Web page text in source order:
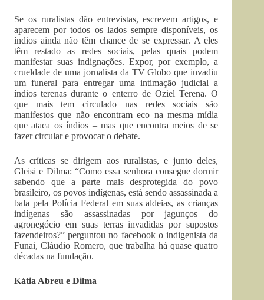
Se os ruralistas dão entrevistas, escrevem artigos, e
aparecem por todos os lados sempre disponíveis, os
índios ainda não têm chance de se expressar. A eles
têm restado as redes sociais, pelas quais podem
manifestar suas indignações. Expor, por exemplo, a
crueldade de uma jornalista da TV Globo que invadiu
um funeral para entregar uma intimação judicial a
índios terenas durante o enterro de Oziel Terena. O
que mais tem circulado nas redes sociais são
manifestos que não encontram eco na mesma mídia
que ataca os índios – mas que encontra meios de se
fazer circular e provocar o debate.
As críticas se dirigem aos ruralistas, e junto deles,
Gleisi e Dilma: “Como essa senhora consegue dormir
sabendo que a parte mais desprotegida do povo
brasileiro, os povos indígenas, está sendo assassinada a
bala pela Polícia Federal em suas aldeias, as crianças
indígenas são assassinadas por jagunços do
agronegócio em suas terras invadidas por supostos
fazendeiros?” perguntou no facebook o indigenista da
Funai, Cláudio Romero, que trabalha há quase quatro
décadas na fundação.
Kátia Abreu e Dilma